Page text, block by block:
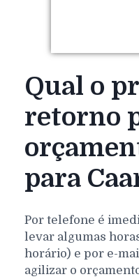
Qual o
retorno
para
Por telefone é
levar algumas
horário) e por e-
agilizar o